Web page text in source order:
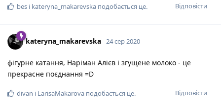
Відповісти
bes і kateryna_makarevska подобається це.
kateryna_makarevska 24 сер 2020
фігурне катання, Наріман Алієв і згущене молоко - це
прекрасне поєднання =D
Відповісти
divan і LarisaMakarova подобається це.